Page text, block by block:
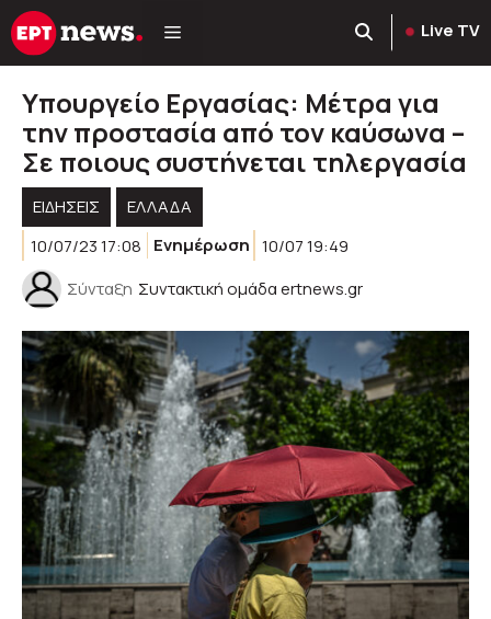
Μετάβαση
σε
Live TV
Υπουργείο Εργασίας: Μέτρα για
την προστασία από τον καύσωνα –
Σε ποιους συστήνεται τηλεργασία
ΕΙΔΗΣΕΙΣ
ΕΛΛΑΔΑ
10/07/23 17:08
Ενημέρωση 10/07 19:49
Σύνταξη Συντακτική ομάδα ertnews.gr